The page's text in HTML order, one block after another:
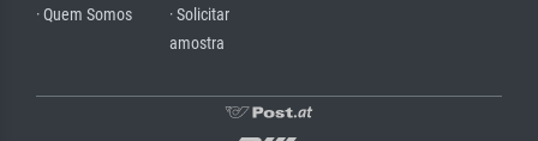
· Quem Somos
· Solicitar
amostra